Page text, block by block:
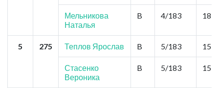
Мельникова
Наталья
B 4/183 18,2
5 275 Теплов Ярослав B 5/183 15,6
Стасенко
Вероника
B 5/183 15,6